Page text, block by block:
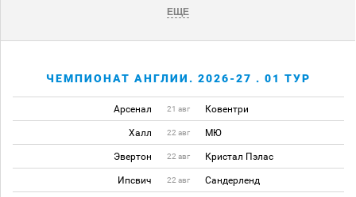
ЕЩЕ
ЧЕМПИОНАТ АНГЛИИ. 2026-27 . 01 ТУР
Арсенал 21 авг Ковентри
Халл 22 авг МЮ
Эвертон 22 авг Кристал Пэлас
Ипсвич 22 авг Сандерленд